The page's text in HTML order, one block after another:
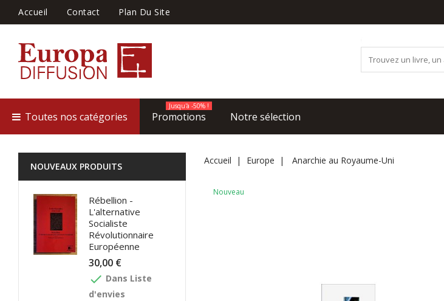
Accueil Contact Plan Du Site
Toutes nos catégories Promotions
Jusqu'à -50% !
Notre sélection
NOUVEAUX PRODUITS
Rébellion -
L'alternative
Socialiste
Révolutionnaire
Européenne
30,00 €
done Dans Liste
d'envies
Accueil Europe Anarchie au Royaume-Uni
Nouveau